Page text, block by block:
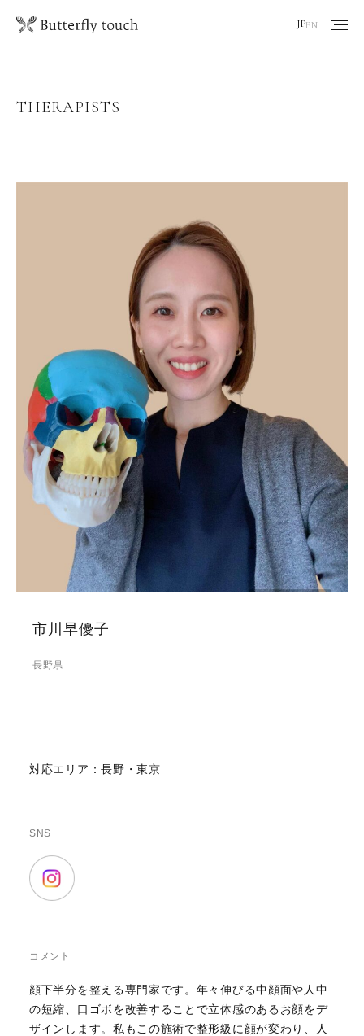
EN
JP
THERAPISTS
市川早優子
長野県
対応エリア：長野・東京
SNS
コメント
顔下半分を整える専門家です。年々伸びる中顔面や人中
の短縮、口ゴボを改善することで立体感のあるお顔をデ
ザインします。私もこの施術で整形級に顔が変わり、人